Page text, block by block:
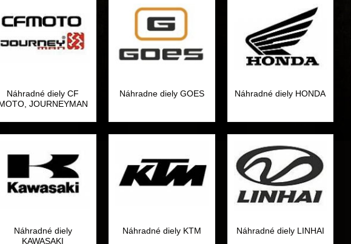
Náhradné diely CF
JOURNEYMAN
Náhradne diely GOES Náhradné diely HONDA
Náhradné diely
KAWASAKI
Náhradné diely KTM Náhradné diely LINHAI